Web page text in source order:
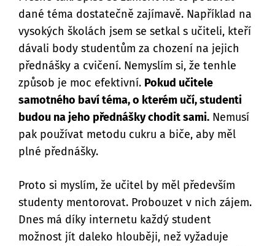
dané téma dostatečně zajímavě. Například na
vysokých školách jsem se setkal s učiteli, kteří
dávali body studentům za chození na jejich
přednášky a cvičení. Nemyslím si, že tenhle
způsob je moc efektivní. Pokud učitele
samotného baví téma, o kterém učí, studenti
budou na jeho přednášky chodit sami. Nemusí
pak používat metodu cukru a biče, aby měl
plné přednášky.
Proto si myslím, že učitel by měl především
studenty mentorovat. Probouzet v nich zájem.
Dnes má díky internetu každý student
možnost jít daleko hlouběji, než vyžaduje